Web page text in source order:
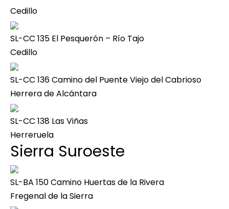
Cedillo
SL-CC 135 El Pesquerón – Río Tajo
Cedillo
SL-CC 136 Camino del Puente Viejo del Cabrioso
Herrera de Alcántara
SL-CC 138 Las Viñas
Herreruela
Sierra Suroeste
SL-BA 150 Camino Huertas de la Rivera
Fregenal de la Sierra